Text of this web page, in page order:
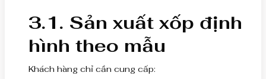
3.1. Sản xuất xốp định
hình theo mẫu
Khách hàng chỉ cần cung cấp: